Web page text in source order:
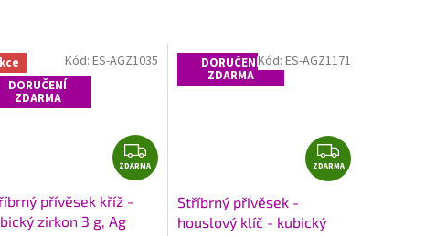
R
M
A
DORUČENÍ
ZDARMA
Z
D
ZDARMA
přívěsek kříž -
zirkon 3 g, Ag
Kód: ES-AGZ1035 DORUČENÍ
ZDARMA
Z
D
ZDARMA
Stříbrný přívěsek -
houslový klíč - kubický
Kód:ES-AGZ1171